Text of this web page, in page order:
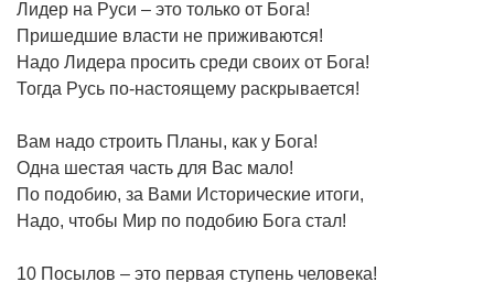
Лидер на Руси – это только от Бога!
Пришедшие власти не приживаются!
Надо Лидера просить среди своих от Бога!
Тогда Русь по-настоящему раскрывается!
Вам надо строить Планы, как у Бога!
Одна шестая часть для Вас мало!
По подобию, за Вами Исторические итоги,
Надо, чтобы Мир по подобию Бога стал!
10 Посылов – это первая ступень человека!